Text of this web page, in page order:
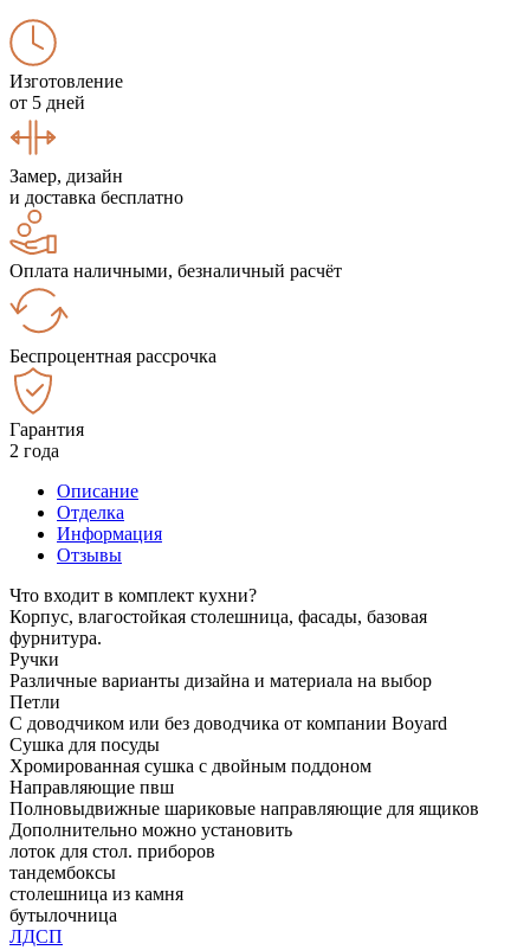
Изготовление
от 5 дней
Замер, дизайн
и доставка бесплатно
Оплата наличными, безналичный расчёт
Беспроцентная рассрочка
Гарантия
2 года
Описание
Отделка
Информация
Отзывы
Что входит в комплект кухни?
Корпус, влагостойкая столешница, фасады, базовая
фурнитура.
Ручки
Различные варианты дизайна и материала на выбор
Петли
С доводчиком или без доводчика от компании Boyard
Сушка для посуды
Хромированная сушка с двойным поддоном
Направляющие пвш
Полновыдвижные шариковые направляющие для ящиков
Дополнительно можно установить
лоток для стол. приборов
тандембоксы
столешница из камня
бутылочница
ЛДСП